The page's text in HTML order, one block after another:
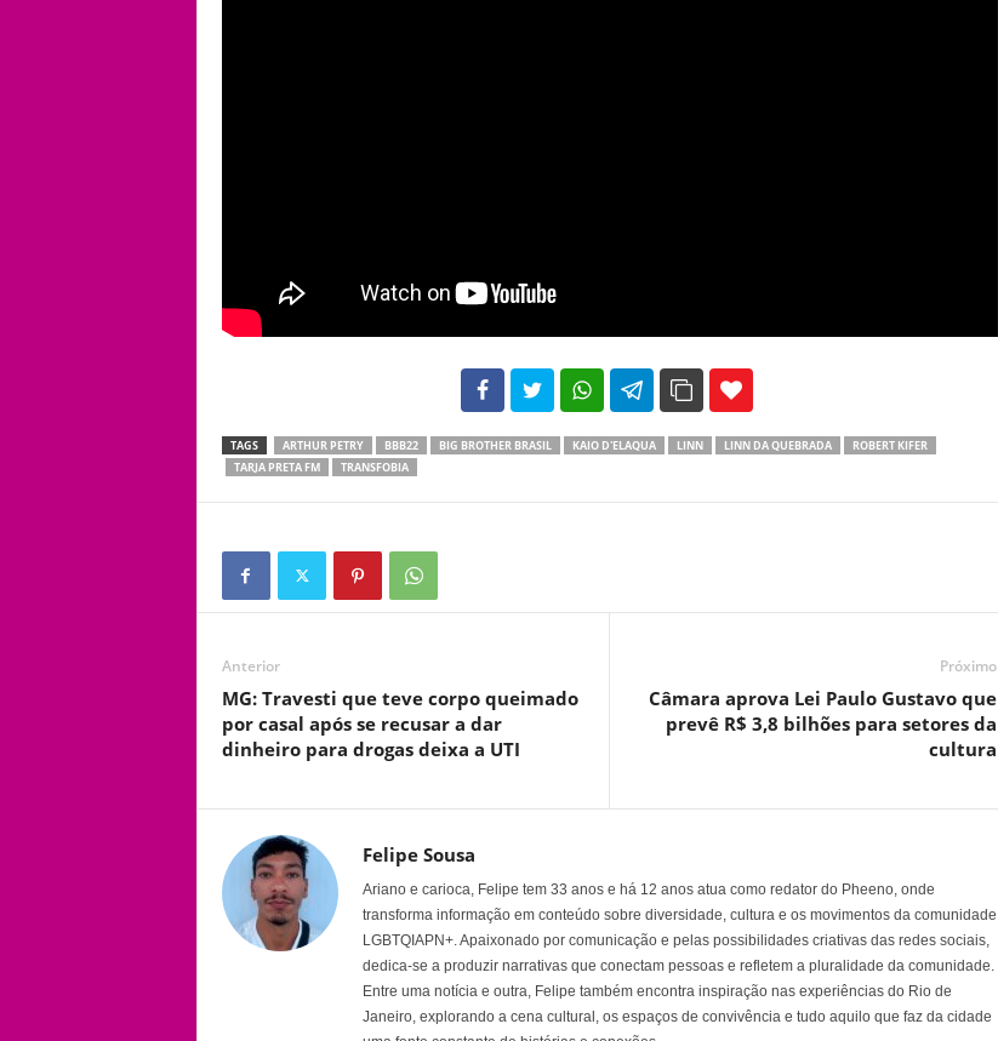
102 35
TAGS ARTHUR PETRY BBB22 BIG BROTHER BRASIL KAIO D'ELAQUA LINN LINN DA QUEBRADA
ROBERT KIFER
TARJA PRETA FM
TRANSFOBIA
Anterior
MG: Travesti que teve corpo queimado
por casal após se recusar a dar
dinheiro para drogas deixa a UTI
Próximo
Câmara aprova Lei Paulo Gustavo que
prevê R$ 3,8 bilhões para setores da
cultura
Felipe Sousa
Ariano e carioca, Felipe tem 33 anos e há 12 anos atua como redator do Pheeno, onde
transforma informação em conteúdo sobre diversidade, cultura e os movimentos da comunidade
LGBTQIAPN+. Apaixonado por comunicação e pelas possibilidades criativas das redes sociais,
dedica-se a produzir narrativas que conectam pessoas e refletem a pluralidade da comunidade.
Entre uma notícia e outra, Felipe também encontra inspiração nas experiências do Rio de
Janeiro, explorando a cena cultural, os espaços de convivência e tudo aquilo que faz da cidade